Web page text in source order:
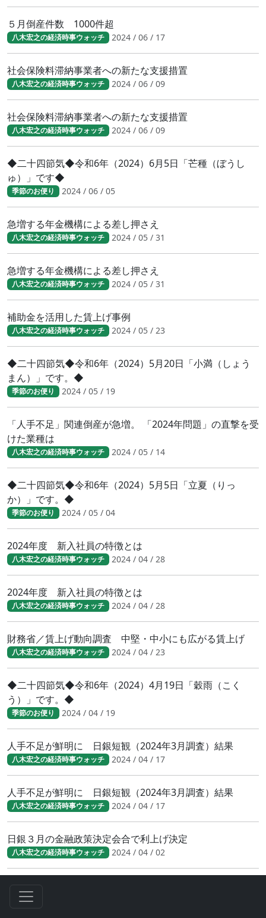
５月倒産件数 1000件超
八木宏之の経済時事ウォッチ 2024 / 06 / 17
社会保険料滞納事業者への新たな支援措置
八木宏之の経済時事ウォッチ 2024 / 06 / 09
社会保険料滞納事業者への新たな支援措置
八木宏之の経済時事ウォッチ 2024 / 06 / 09
◆二十四節気◆令和6年（2024）6月5日「芒種（ぼうし
ゅ）」です◆
季節のお便り 2024 / 06 / 05
急増する年金機構による差し押さえ
八木宏之の経済時事ウォッチ 2024 / 05 / 31
急増する年金機構による差し押さえ
八木宏之の経済時事ウォッチ 2024 / 05 / 31
補助金を活用した賃上げ事例
八木宏之の経済時事ウォッチ 2024 / 05 / 23
◆二十四節気◆令和6年（2024）5月20日「小満（しょう
まん）」です。◆
季節のお便り 2024 / 05 / 19
「人手不足」関連倒産が急増。 「2024年問題」の直撃を受
けた業種は
八木宏之の経済時事ウォッチ 2024 / 05 / 14
◆二十四節気◆令和6年（2024）5月5日「立夏（りっ
か）」です。◆
季節のお便り 2024 / 05 / 04
2024年度 新入社員の特徴とは
八木宏之の経済時事ウォッチ 2024 / 04 / 28
2024年度 新入社員の特徴とは
八木宏之の経済時事ウォッチ 2024 / 04 / 28
財務省／賃上げ動向調査 中堅・中小にも広がる賃上げ
八木宏之の経済時事ウォッチ 2024 / 04 / 23
◆二十四節気◆令和6年（2024）4月19日「穀雨（こく
う）」です。◆
季節のお便り 2024 / 04 / 19
人手不足が鮮明に 日銀短観（2024年3月調査）結果
八木宏之の経済時事ウォッチ 2024 / 04 / 17
人手不足が鮮明に 日銀短観（2024年3月調査）結果
八木宏之の経済時事ウォッチ 2024 / 04 / 17
日銀３月の金融政策決定会合で利上げ決定
八木宏之の経済時事ウォッチ 2024 / 04 / 02
い）」です。◆